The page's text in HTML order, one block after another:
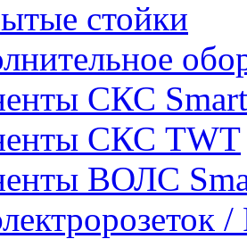
стойки
СКС
СКС TWT
ВОЛС